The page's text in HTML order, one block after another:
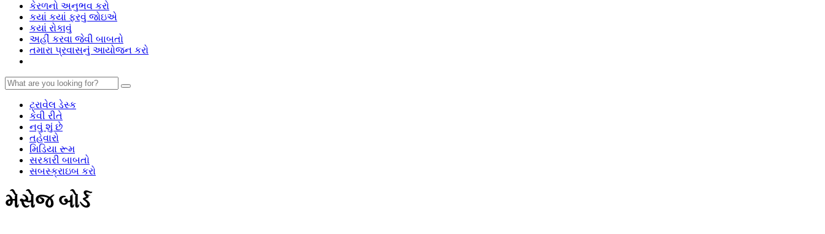
કેરળનો અનુભવ કરો
કયાં કયાં ફરવું જોઇએ
કયાં રોકાવું
અહીં કરવા જેવી બાબતો
તમારા પ્રવાસનું આયોજન કરો
ટ્રાવેલ ડેસ્ક
કેવી રીતે
નવું શું છે
તહેવારો
મિડિયા રૂમ
સરકારી બાબતો
સબસ્ક્રાઇબ કરો
મેસેજ બોર્ડ